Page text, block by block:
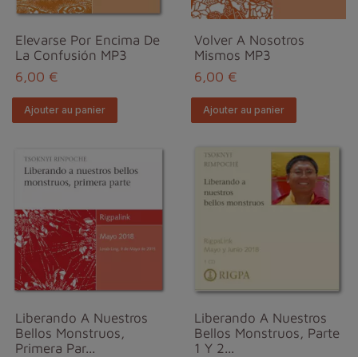
Elevarse Por Encima De
La Confusión MP3
6,00 €
Ajouter au panier
Volver A Nosotros
Mismos MP3
6,00 €
Ajouter au panier
Liberando A Nuestros
Bellos Monstruos,
Primera Par...
Liberando A Nuestros
Bellos Monstruos, Parte
1 Y 2...